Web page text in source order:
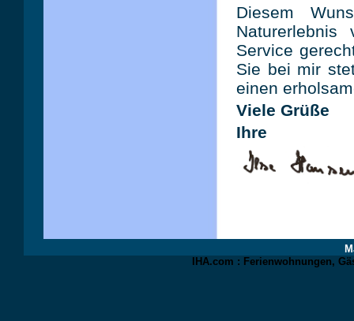
Diesem
Service
Sie bei mir
einen
Viele Grüße
Ihre
IHA.com : Ferienwohnungen,